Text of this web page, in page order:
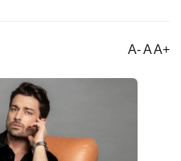
A- A A+